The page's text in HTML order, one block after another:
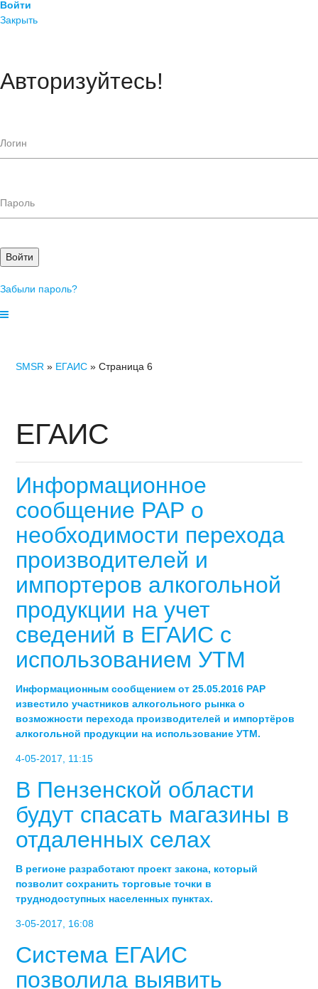
Войти
Закрыть
Авторизуйтесь!
Войти
Забыли пароль?
SMSR » ЕГАИС » Страница 6
ЕГАИС
Информационное
сообщение РАР о
необходимости перехода
производителей и
импортеров алкогольной
продукции на учет
сведений в ЕГАИС с
использованием УТМ
Информационным сообщением от 25.05.2016 РАР
известило участников алкогольного рынка о
возможности перехода производителей и импортёров
алкогольной продукции на использование УТМ.
4-05-2017, 11:15
В Пензенской области
будут спасать магазины в
отдаленных селах
В регионе разработают проект закона, который
позволит сохранить торговые точки в
труднодоступных населенных пунктах.
3-05-2017, 16:08
Система ЕГАИС
позволила выявить